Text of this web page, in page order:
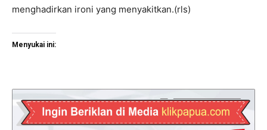
menghadirkan ironi yang menyakitkan.(rls)
Menyukai ini: